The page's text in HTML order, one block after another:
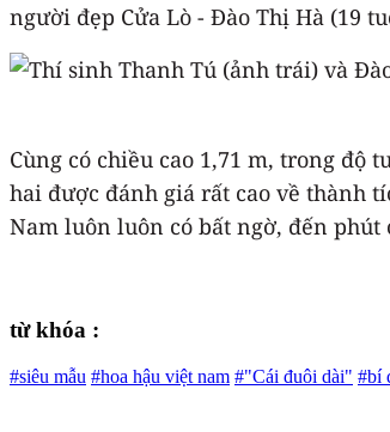
người đẹp Cửa Lò - Đào Thị Hà (19
Cùng có chiều cao 1,71 m, trong độ
hai được đánh giá rất cao về thành
Nam luôn luôn có bất ngờ, đến phút
từ khóa :
#siêu mẫu #hoa hậu việt nam #"Cái đuôi dài" #bí